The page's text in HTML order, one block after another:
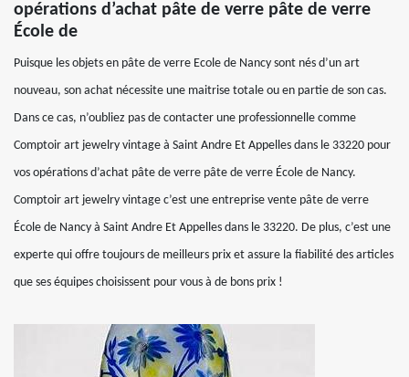
opérations d’achat pâte de verre pâte de verre
École de
Puisque les objets en pâte de verre Ecole de Nancy sont nés d’un art
nouveau, son achat nécessite une maitrise totale ou en partie de son cas.
Dans ce cas, n’oubliez pas de contacter une professionnelle comme
Comptoir art jewelry vintage à Saint Andre Et Appelles dans le 33220 pour
vos opérations d’achat pâte de verre pâte de verre École de Nancy.
Comptoir art jewelry vintage c’est une entreprise vente pâte de verre
École de Nancy à Saint Andre Et Appelles dans le 33220. De plus, c’est une
experte qui offre toujours de meilleurs prix et assure la fiabilité des articles
que ses équipes choisissent pour vous à de bons prix !